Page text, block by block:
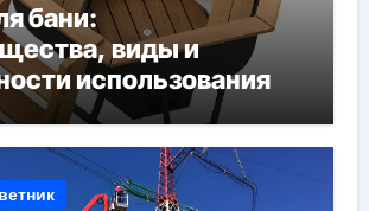
бани:
виды и
использования